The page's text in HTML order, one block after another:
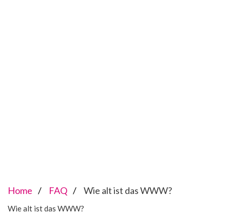
Home FAQ Wie alt ist das WWW?
Wie alt ist das WWW?